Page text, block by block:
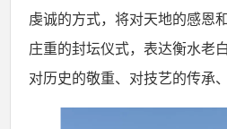
虔诚的方式，将对天地的感恩
庄重的封坛仪式，表达衡水老
对历史的敬重、对技艺的传承